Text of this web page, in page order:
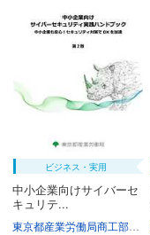
ビジネス・実用
中小企業向けサイバーセ
キュリテ...
東京都産業労働局商工部経営支援課